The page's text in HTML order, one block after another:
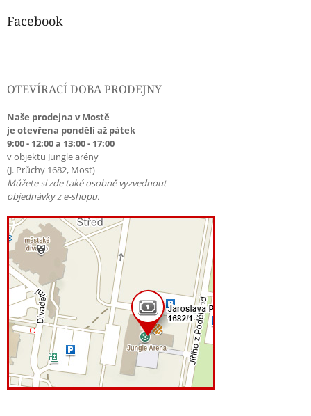
Facebook
OTEVÍRACÍ DOBA PRODEJNY
Naše prodejna v Mostě
je otevřena pondělí až pátek
9:00 - 12:00 a 13:00 - 17:00
v objektu Jungle arény
(J. Průchy 1682, Most)
Můžete si zde také osobně vyzvednout
objednávky z e-shopu.